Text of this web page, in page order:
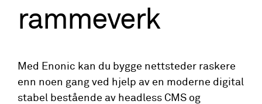
rammeverk
Med Enonic kan du bygge nettsteder raskere
enn noen gang ved hjelp av en moderne digital
stabel bestående av headless CMS og